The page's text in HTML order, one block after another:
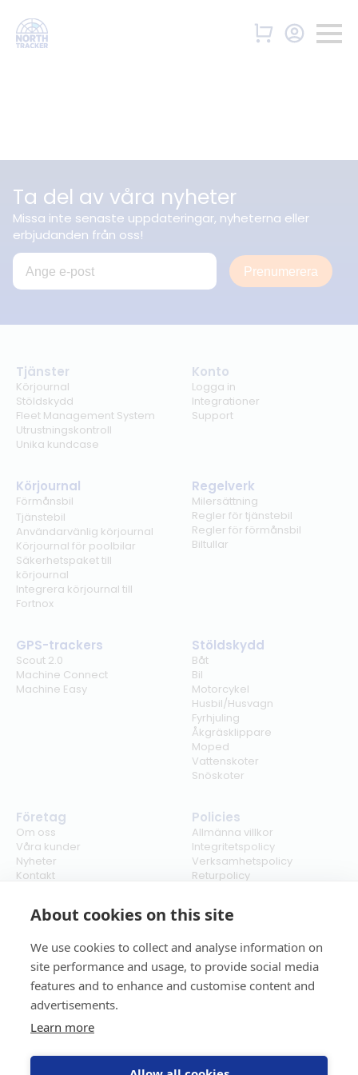
About cookies on this site
We use cookies to collect and analyse information on
site performance and usage, to provide social media
features and to enhance and customise content and
advertisements.
Learn more
Ta del av våra nyheter
Missa inte senaste uppdateringar, nyheterna eller
erbjudanden från oss!
Prenumerera
Tjänster
Körjournal
Stöldskydd
Fleet Management System
Utrustningskontroll
Unika kundcase
Konto
Logga in
Integrationer
Support
Körjournal
Förmånsbil
Tjänstebil
Användarvänlig körjournal
Körjournal för poolbilar
Säkerhetspaket till
körjournal
Integrera körjournal till
Fortnox
Regelverk
Milersättning
Regler för tjänstebil
Regler för förmånsbil
Biltullar
GPS-trackers
Scout 2.0
Machine Connect
Machine Easy
Stöldskydd
Båt
Bil
Motorcykel
Husbil/Husvagn
Fyrhjuling
Åkgräsklippare
Moped
Vattenskoter
Snöskoter
Företag
Om oss
Våra kunder
Nyheter
Kontakt
Policies
Allmänna villkor
Integritetspolicy
Verksamhetspolicy
Returpolicy
Cookies